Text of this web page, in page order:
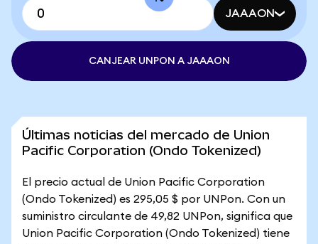
JAAAON
CANJEAR UNPON A JAAAON
Últimas noticias del mercado de Union
Pacific Corporation (Ondo Tokenized)
El precio actual de Union Pacific Corporation
(Ondo Tokenized) es 295,05 $ por UNPon. Con un
suministro circulante de 49,82 UNPon, significa que
Union Pacific Corporation (Ondo Tokenized) tiene